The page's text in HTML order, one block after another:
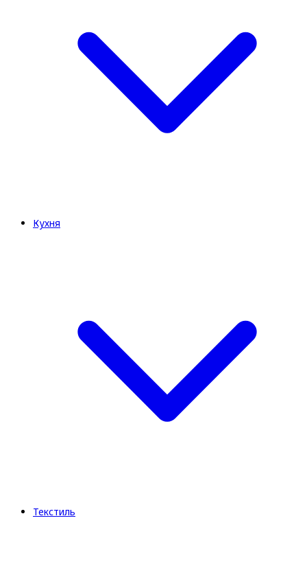
Кухня
Текстиль